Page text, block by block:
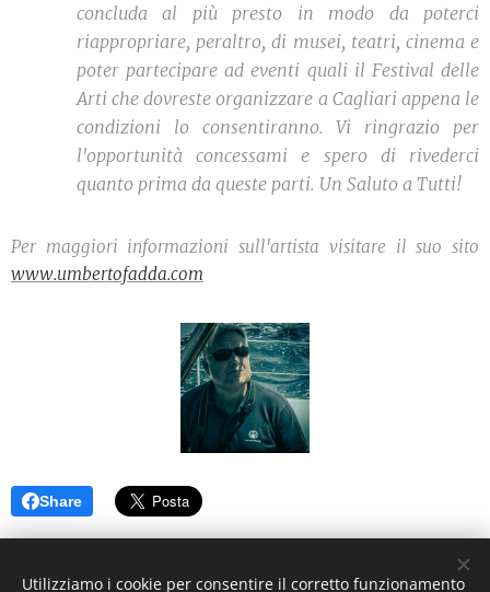
concluda al più presto in modo da poterci
riappropriare, peraltro, di musei, teatri, cinema e
poter partecipare ad eventi quali il Festival delle
Arti che dovreste organizzare a Cagliari appena le
condizioni lo consentiranno. Vi ringrazio per
l'opportunità concessami e spero di rivederci
quanto prima da queste parti. Un Saluto a Tutti!
Per maggiori informazioni sull'artista visitare il suo sito
www.umbertofadda.com
Share
Utilizziamo i cookie per consentire il corretto funzionamento